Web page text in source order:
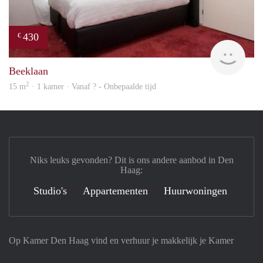
€ 430
Beeklaan
15 m2 · 1 kamer · Vanaf ? - Onbepaalde tijd
Op Kamer Den Haag vind en verhuur je makkelijk je Kamer
Niks leuks gevonden? Dit is ons andere aanbod in Den
Haag:
Studio's Appartementen Huurwoningen